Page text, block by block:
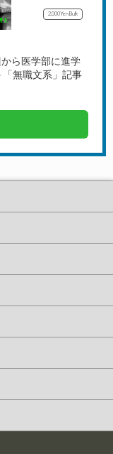
2,000YenBulk
ら医学部に進学
無職文系」記事